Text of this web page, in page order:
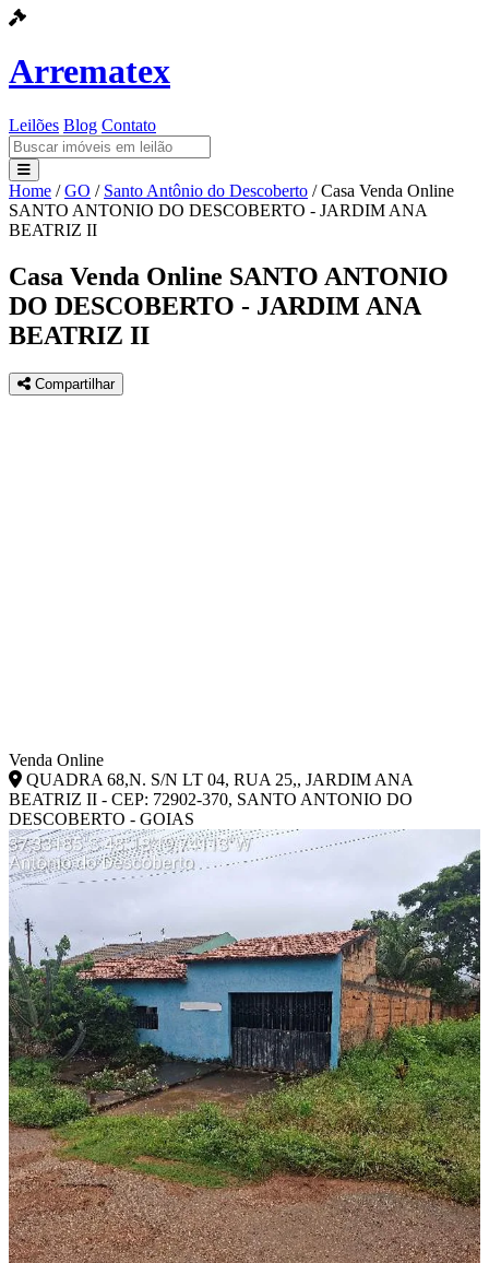
Arrematex
Leilões Blog Contato
Leilões
Contato
Home / GO / Santo Antônio do Descoberto / Casa Venda Online
SANTO ANTONIO DO DESCOBERTO - JARDIM ANA
BEATRIZ II
Casa Venda Online SANTO ANTONIO
DO DESCOBERTO - JARDIM ANA
BEATRIZ II
Compartilhar
Venda Online
QUADRA 68,N. S/N LT 04, RUA 25,, JARDIM ANA
BEATRIZ II - CEP: 72902-370, SANTO ANTONIO DO
DESCOBERTO - GOIAS